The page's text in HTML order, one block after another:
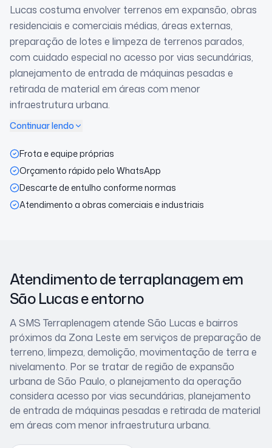
Lucas costuma envolver terrenos em expansão, obras
residenciais e comerciais médias, áreas externas,
preparação de lotes e limpeza de terrenos parados,
com cuidado especial no acesso por vias secundárias,
planejamento de entrada de máquinas pesadas e
retirada de material em áreas com menor
infraestrutura urbana.
Continuar lendo
Frota e equipe próprias
Orçamento rápido pelo WhatsApp
Descarte de entulho conforme normas
Atendimento a obras comerciais e industriais
Atendimento de terraplanagemem
São Lucase entorno
A SMS Terraplenagem atende São Lucas e bairros
próximos da Zona Leste em serviços de preparação de
terreno, limpeza, demolição, movimentação de terra e
nivelamento. Por se tratar de região de expansão
urbana de São Paulo, o planejamento da operação
considera acesso por vias secundárias, planejamento
de entrada de máquinas pesadas e retirada de material
em áreas com menor infraestrutura urbana.